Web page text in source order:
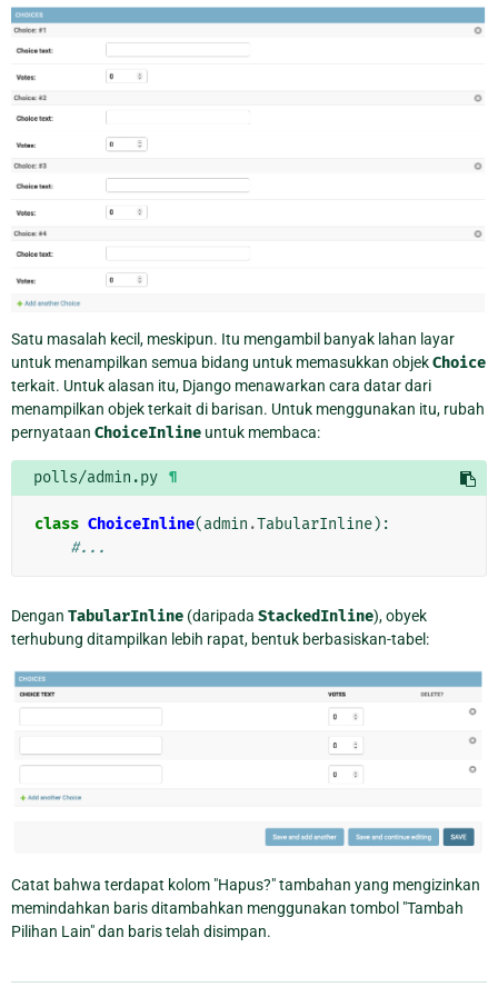
Satu masalah kecil, meskipun. Itu mengambil banyak lahan layar
untuk menampilkan semua bidang untuk memasukkan objekChoice
terkait. Untuk alasan itu, Django menawarkan cara datar dari
menampilkan objek terkait di barisan. Untuk menggunakan itu, rubah
pernyataan ChoiceInline untuk membaca:
polls/admin.py ¶
class ChoiceInline(admin .TabularInline):
#...
Dengan TabularInline (daripada StackedInline), obyek
terhubung ditampilkan lebih rapat, bentuk berbasiskan-tabel:
Catat bahwa terdapat kolom "Hapus?" tambahan yang mengizinkan
memindahkan baris ditambahkan menggunakan tombol "Tambah
Pilihan Lain" dan baris telah disimpan.